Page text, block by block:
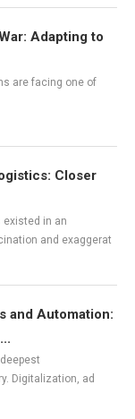
Adapting to
are facing one of
Closer
existed in an
and exaggerat
and Automation:
Digitalization, ad